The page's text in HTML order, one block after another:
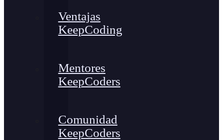
Ventajas
KeepCoding
Mentores
KeepCoders
Comunidad
KeepCoders